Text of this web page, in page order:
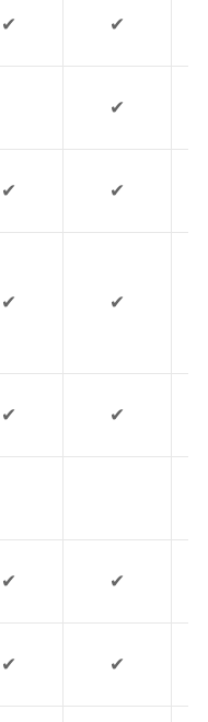
✔ ✔
✔
✔ ✔
✔ ✔
✔ ✔
✔ ✔
✔ ✔